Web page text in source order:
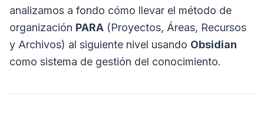
analizamos a fondo cómo llevar el método de
organización PARA (Proyectos, Áreas, Recursos
y Archivos) al siguiente nivel usando Obsidian
como sistema de gestión del conocimiento.